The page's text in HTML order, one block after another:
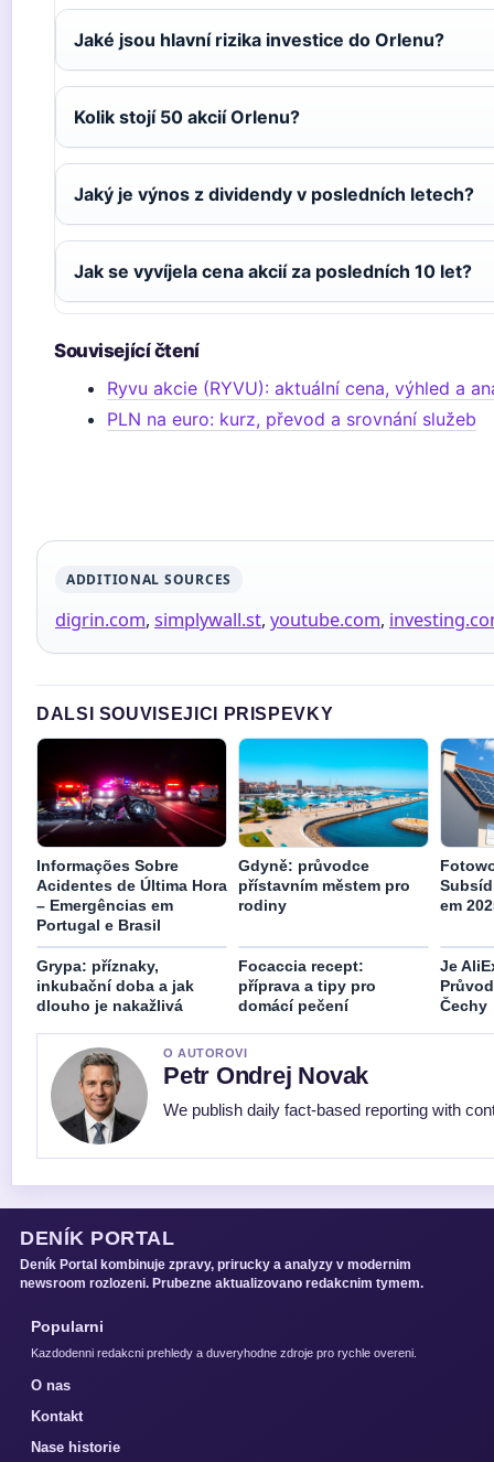
Jaké jsou hlavní rizika investice do Orlenu?
Kolik stojí 50 akcií Orlenu?
Jaký je výnos z dividendy v posledních letech?
Jak se vyvíjela cena akcií za posledních 10 let?
Související čtení
Ryvu akcie (RYVU): aktuální cena, výhled a
PLN na euro: kurz, převod a srovnání služeb
ADDITIONAL SOURCES
digrin.com, simplywall.st, youtube.com,
DALSI SOUVISEJICI PRISPEVKY
Informações Sobre
Acidentes de Última Hora
– Emergências em
Portugal e Brasil
Gdyně: průvodce
přístavním městem pro
rodiny
em
Grypa: příznaky,
inkubační doba a jak
dlouho je nakažlivá
Focaccia recept:
příprava a tipy pro
domácí pečení
Je
Čechy
O AUTOROVI
Petr Ondrej Novak
We publish daily fact-based reporting with
DENÍK PORTAL
Deník Portal kombinuje zpravy, prirucky a analyzy v modernim
newsroom rozlozeni. Prubezne aktualizovano redakcnim tymem.
Popularni
Kazdodenni redakcni prehledy a duveryhodne zdroje pro rychle overeni.
O nas
Kontakt
Nase historie